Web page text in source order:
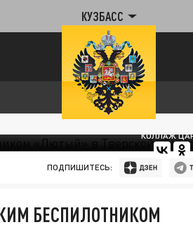
КУЗБАСС
КОЛЛАЖ
ПОДПИШИТЕСЬ:
БЕСПИЛОТНИКОМ